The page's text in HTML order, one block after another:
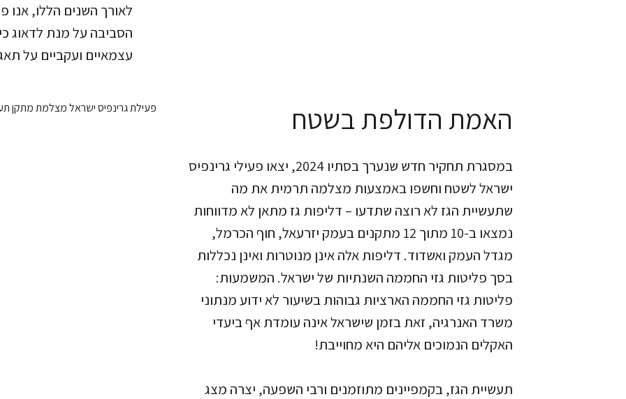
לאורך השנים הללו, אנו
הסביבה על מנת לדאוג
עצמאיים ועקביים על
האמת הדולפת בשטח
במסגרת תחקיר חדש שנערך בסתיו 2024, יצאו פעילי גרינפיס
ישראל לשטח וחשפו באמצעות מצלמה תרמית את מה
שתעשיית הגז לא רוצה שתדעו – דליפות גז מתאן לא מדווחות
נמצאו ב-10 מתוך 12 מתקנים בעמק יזרעאל, חוף הכרמל,
מגדל העמק ואשדוד. דליפות אלה אינן מנוטרות ואינן נכללות
בסך פליטות גזי החממה השנתיות של ישראל. המשמעות:
פליטות גזי החממה הארציות גבוהות בשיעור לא ידוע מנתוני
משרד האנרגיה, זאת בזמן שישראל אינה עומדת אף ביעדי
האקלים הנמוכים אליהם היא מחוייבת!
תעשיית הגז, בקמפיינים מתוזמנים ורבי השפעה, יצרה מצג